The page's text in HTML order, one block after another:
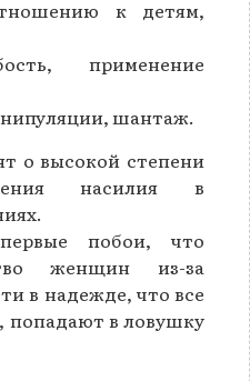
к детям,
применение
шантаж.
о высокой степени
насилия в
побои, что
женщин из-за
в надежде, что все
попадают в ловушку